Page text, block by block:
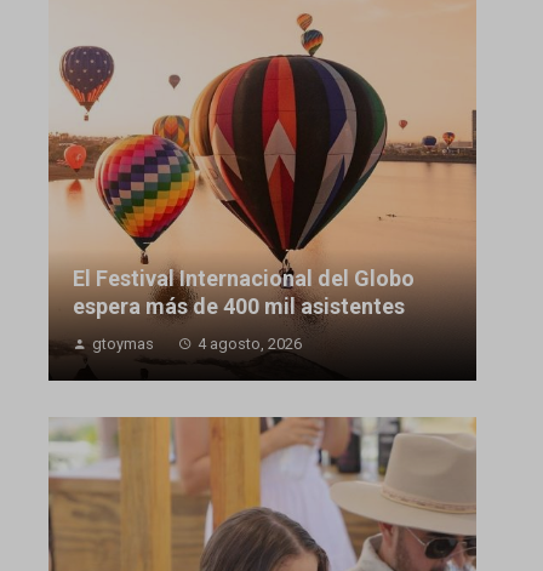
El Festival Internacional del Globo
espera más de 400 mil asistentes
gtoymas 4 agosto, 2026